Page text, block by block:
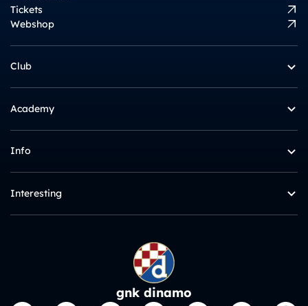
Tickets
Webshop
Club
Academy
Info
Interesting
gnk dinamo